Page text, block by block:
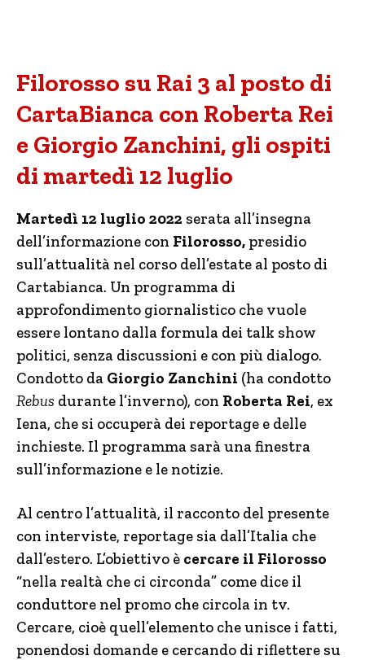
Filorosso su Rai 3 al posto di
CartaBianca con Roberta Rei
e Giorgio Zanchini, gli ospiti
di martedì 12 luglio
Martedì 12 luglio 2022 serata all’insegna
dell’informazione con Filorosso, presidio
sull’attualità nel corso dell’estate al posto di
Cartabianca. Un programma di
approfondimento giornalistico che vuole
essere lontano dalla formula dei talk show
politici, senza discussioni e con più dialogo.
Condotto da Giorgio Zanchini (ha condotto
Rebus durante l’inverno), con Roberta Rei, ex
Iena, che si occuperà dei reportage e delle
inchieste. Il programma sarà una finestra
sull’informazione e le notizie.
Al centro l’attualità, il racconto del presente
con interviste, reportage sia dall’Italia che
dall’estero. L’obiettivo è cercare il Filorosso
“nella realtà che ci circonda” come dice il
conduttore nel promo che circola in tv.
Cercare, cioè quell’elemento che unisce i fatti,
ponendosi domande e cercando di riflettere su